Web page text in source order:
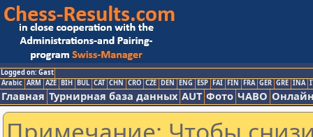
Logged on: Gast
Arabic ARM AZE BIH BUL CAT CHN CRO CZE DEN ENG ESP FAI FIN FRA GER GRE INA
Главная Турнирная база данных AUT Фото ЧАВО